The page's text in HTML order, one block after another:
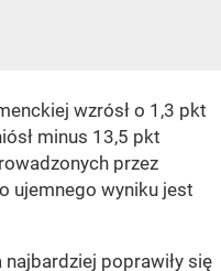
wzrósł o 1,3 pkt
minus 13,5 pkt
przez
ujemnego wyniku jest
poprawiły się